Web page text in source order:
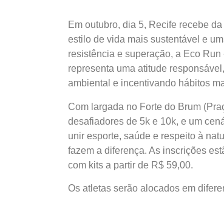
Em outubro, dia 5, Recife recebe
estilo de vida mais sustentável e
resistência e superação, a Eco
representa uma atitude
ambiental e incentivando hábitos
Com largada no Forte do Brum
desafiadores de 5k e 10k, e um
unir esporte, saúde e respeito à
fazem a diferença. As inscrições
com kits a partir de R$ 59,00.
Os atletas serão alocados em